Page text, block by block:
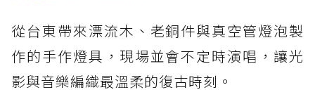
從台東帶來漂流木、老銅件與真空管燈泡製
作的手作燈具，現場並會不定時演唱，讓光
影與音樂編織最溫柔的復古時刻。